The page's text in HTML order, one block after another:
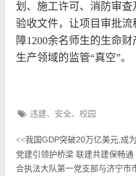
划、施工许可、消防审
验收文件，让项目审批
障1200余名师生的生命
生产领域的监管“真空”。
违建、安全、校园
<<我国GDP突破20万亿美元,成
党建引领护桥梁 联建共建保畅
合执法大队第一党支部与济宁市